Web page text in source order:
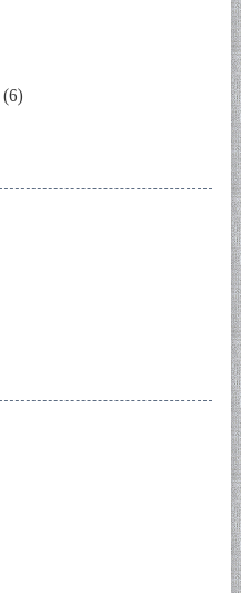
(6)